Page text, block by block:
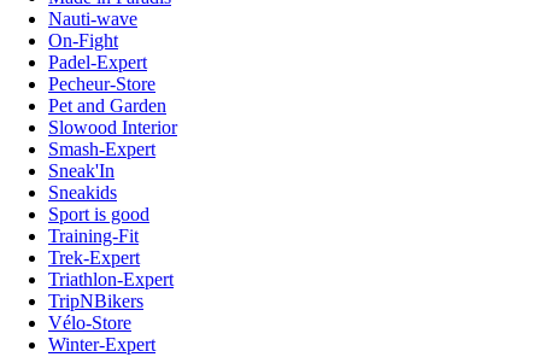
Nauti-wave
On-Fight
Padel-Expert
Pecheur-Store
Pet and Garden
Slowood Interior
Smash-Expert
Sneak'In
Sneakids
Sport is good
Training-Fit
Trek-Expert
Triathlon-Expert
TripNBikers
Vélo-Store
Winter-Expert